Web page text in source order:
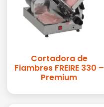
Cortadora de
Fiambres FREIRE 330 –
Premium